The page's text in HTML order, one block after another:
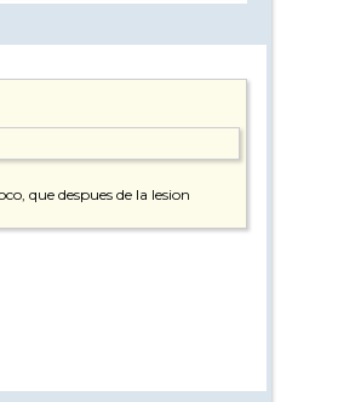
que despues de la lesion